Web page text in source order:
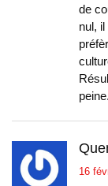
de
nul,
16